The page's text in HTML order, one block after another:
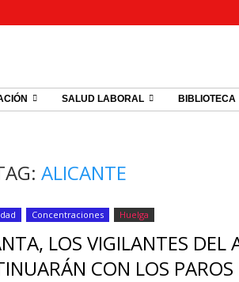
SALUD LABORAL BIBLIOTECA
ALICANTE
Concentraciones Huelga
LOS VIGILANTES DEL
CON LOS PAROS